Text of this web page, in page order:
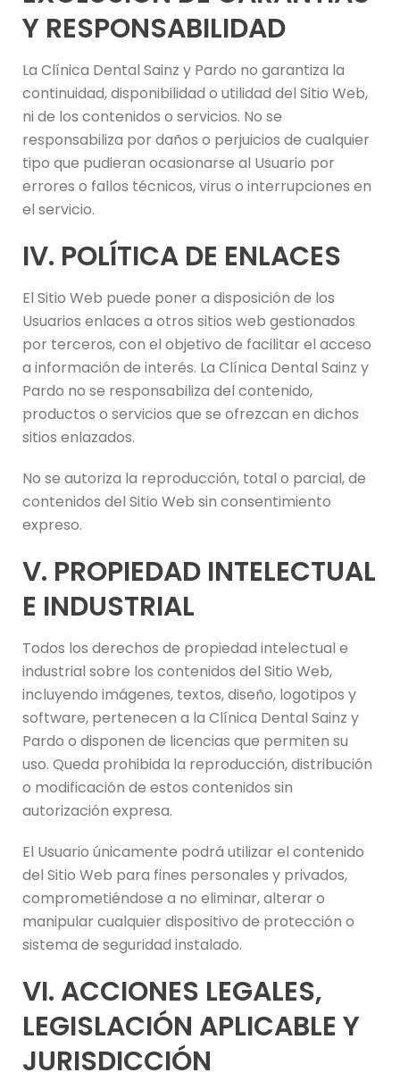
Y RESPONSABILIDAD
La Clínica Dental Sainz y Pardo no garantiza la
continuidad, disponibilidad o utilidad del Sitio Web,
ni de los contenidos o servicios. No se
responsabiliza por daños o perjuicios de cualquier
tipo que pudieran ocasionarse al Usuario por
errores o fallos técnicos, virus o interrupciones en
el servicio.
IV. POLÍTICA DE ENLACES
El Sitio Web puede poner a disposición de los
Usuarios enlaces a otros sitios web gestionados
por terceros, con el objetivo de facilitar el acceso
a información de interés. La Clínica Dental Sainz y
Pardo no se responsabiliza del contenido,
productos o servicios que se ofrezcan en dichos
sitios enlazados.
No se autoriza la reproducción, total o parcial, de
contenidos del Sitio Web sin consentimiento
expreso.
V. PROPIEDAD INTELECTUAL
E INDUSTRIAL
Todos los derechos de propiedad intelectual e
industrial sobre los contenidos del Sitio Web,
incluyendo imágenes, textos, diseño, logotipos y
software, pertenecen a la Clínica Dental Sainz y
Pardo o disponen de licencias que permiten su
uso. Queda prohibida la reproducción, distribución
o modificación de estos contenidos sin
autorización expresa.
El Usuario únicamente podrá utilizar el contenido
del Sitio Web para fines personales y privados,
comprometiéndose a no eliminar, alterar o
manipular cualquier dispositivo de protección o
sistema de seguridad instalado.
VI. ACCIONES LEGALES,
LEGISLACIÓN APLICABLE Y
JURISDICCIÓN